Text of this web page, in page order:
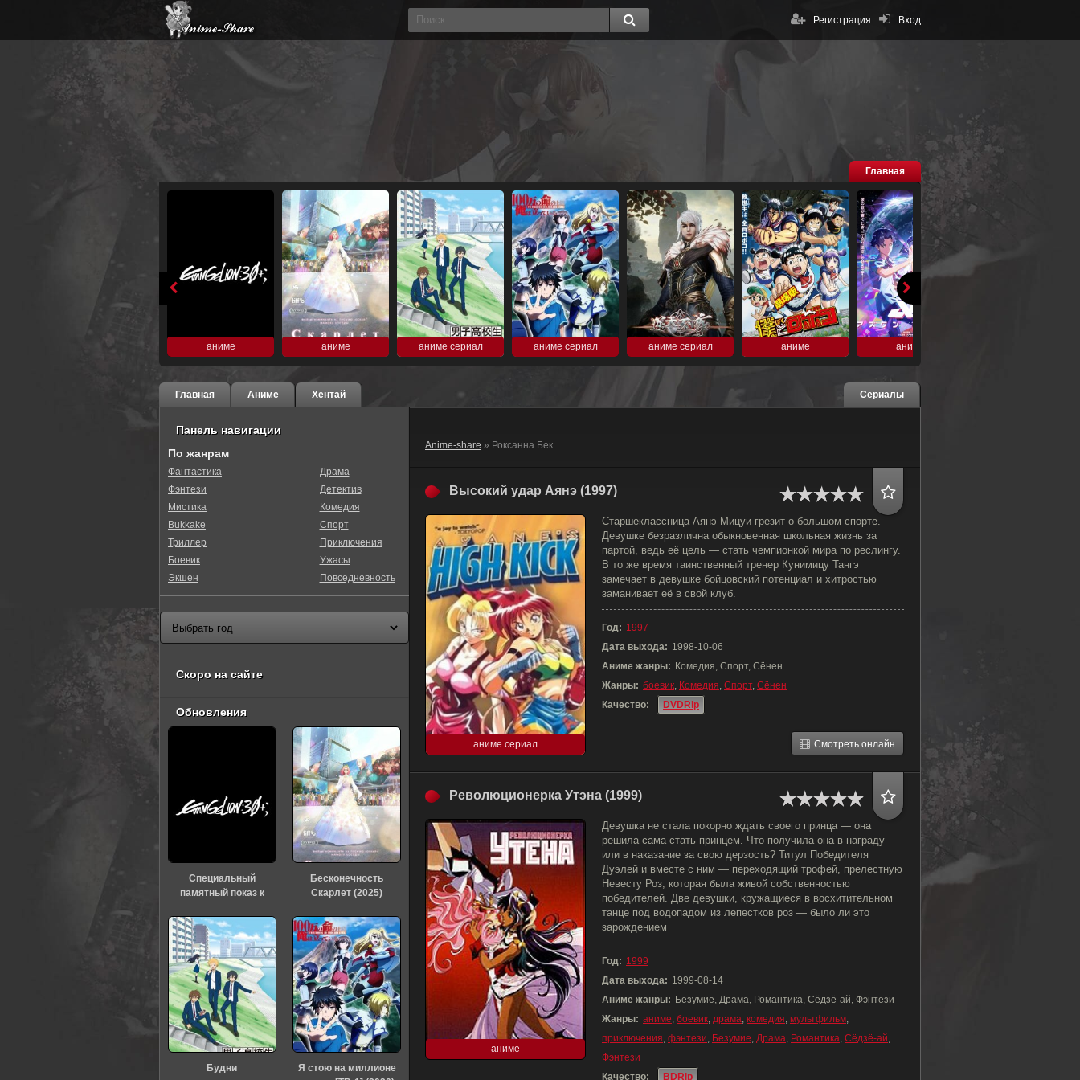
Вход
Регистрация
Главная
аниме аниме аниме сериал аниме сериал аниме сериал аниме аниме
Главная Аниме Хентай Сериалы
Anime-share » Роксанна Бек
Высокий удар Аянэ (1997)
аниме сериал
Старшеклассница Аянэ Мицуи грезит о большом спорте.
Девушке безразлична обыкновенная школьная жизнь за
партой, ведь её цель — стать чемпионкой мира по реслингу.
В то же время таинственный тренер Кунимицу Тангэ
замечает в девушке бойцовский потенциал и хитростью
заманивает её в свой клуб.
Год: 1997
Дата выхода: 1998-10-06
Аниме жанры: Комедия, Спорт, Сёнен
Жанры: боевик, Комедия, Спорт, Сёнен
Качество:
DVDRip
Смотреть онлайн
Революционерка Утэна (1999)
аниме
Девушка не стала покорно ждать своего принца — она
решила сама стать принцем. Что получила она в награду
или в наказание за свою дерзость? Титул Победителя
Дуэлей и вместе с ним — переходящий трофей, прелестную
Невесту Роз, которая была живой собственностью
победителей. Две девушки, кружащиеся в восхитительном
танце под водопадом из лепестков роз — было ли это
зарождением
Год: 1999
Дата выхода: 1999-08-14
Аниме жанры: Безумие, Драма, Романтика, Сёдзё-ай, Фэнтези
Жанры: аниме, боевик, драма, комедия, мультфильм,
приключения, фэнтези, Безумие, Драма, Романтика, Сёдзё-ай,
Фэнтези
Качество:
BDRip
Панель навигации
По жанрам
Фантастика
Фэнтези
Мистика
Bukkake
Триллер
Боевик
Экшен
Драма
Детектив
Комедия
Спорт
Приключения
Ужасы
Повседневность
Скоро на сайте
Обновления
Специальный
памятный показ к
«Евангелиона» (2026)
Бесконечность
Скарлет (2025)
Будни
Я стою на миллионе